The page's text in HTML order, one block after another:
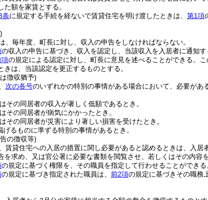
た額を家賃とする。
条に規定する手続を経ないで賃貸住宅を明け渡したときは、 第1項
、毎年度、町長に対し、収入の申告をしなければならない。
の収入の申告に基づき、収入を認定し、当該収入を入居者に通知す
項の規定による認定に対し、町長に意見を述べることができる。
きは、当該認定を更正するものとする。
徴収猶予)
次の各号のいずれかの特別の事情がある場合において、必要が
その同居者の収入が著しく低額であるとき。
その同居者が病気にかかったとき。
その同居者が災害により著しい損害を受けたとき。
げるものに準ずる特別の事情があるとき。
の徴収等)
賃貸住宅への入居の措置に関し必要があると認めるときは、入
を求め、又は官公署に必要な書類を閲覧させ、若しくはその内容
の規定に基づく権限を、その職員を指定して行わせることができる
の規定に基づき指定された職員は、 前2項の規定に基づきその職務